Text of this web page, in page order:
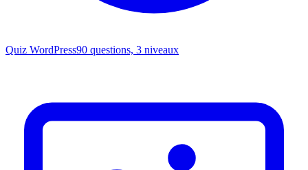
Quiz WordPress90 questions, 3 niveaux